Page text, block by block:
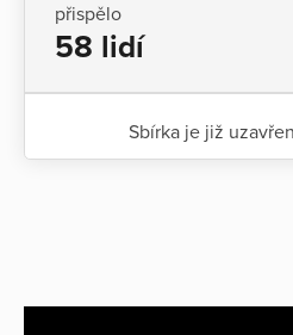
přispělo
58 lidí
Sbírka je již